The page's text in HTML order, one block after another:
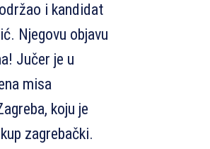
i kandidat
Njegovu objavu
Jučer je u
misa
koju je
zagrebački.